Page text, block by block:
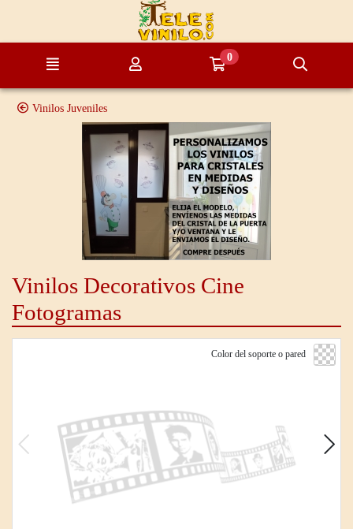
Ir al contenido principal de la página
Ir a mi compra
0
Vinilos Juveniles
Vinilos Decorativos Cine
Fotogramas
Color del soporte o pared